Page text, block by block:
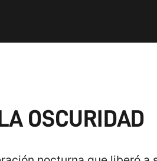
OSCURIDAD